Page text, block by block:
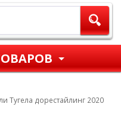
Тугела дорестайлинг 2020